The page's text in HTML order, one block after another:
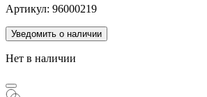
Артикул: 96000219
Уведомить о наличии
Нет в наличии